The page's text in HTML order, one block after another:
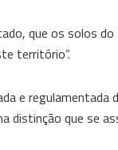
que os solos
território”.
e
distinção que se